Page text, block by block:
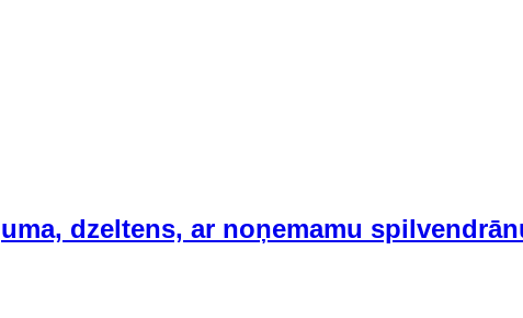
dzeltens, ar noņemamu